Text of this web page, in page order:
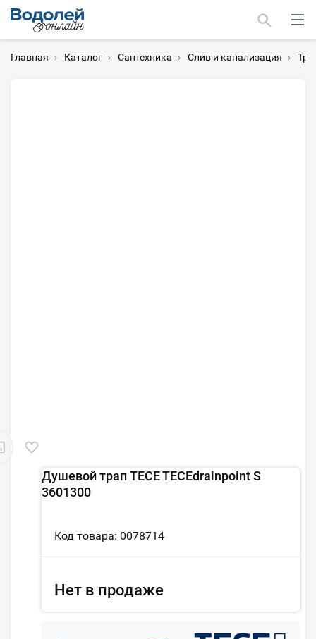
Главная › Каталог › Сантехника › Слив и канализация ›
Душевой трап TECE TECEdrainpoint S
3601300
Код товара: 0078714
Нет в продаже